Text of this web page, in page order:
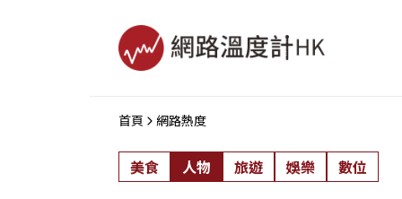
首頁 網路熱度
美食 人物 旅遊 娛樂 數位